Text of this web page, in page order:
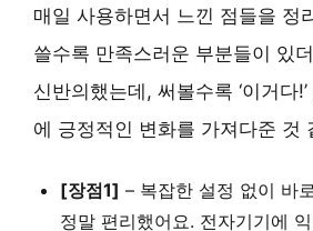
매일 사용하면서 느낀 점들을 정
쓸수록 만족스러운 부분들이 있
신반의했는데, 써볼수록 ‘이거다
에 긍정적인 변화를 가져다준 것
[장점1] – 복잡한 설정 없이 바
정말 편리했어요. 전자기기에